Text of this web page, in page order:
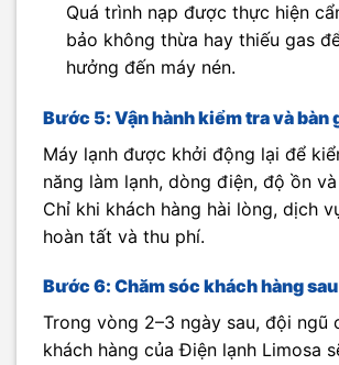
Quá trình nạp được thực hiện
bảo không thừa hay thiếu gas
hưởng đến máy nén.
Bước 5: Vận hành kiểm tra và bàn
Máy lạnh được khởi động lại để
năng làm lạnh, dòng điện, độ ồn
Chỉ khi khách hàng hài lòng, dịch
hoàn tất và thu phí.
Bước 6: Chăm sóc khách hàng
Trong vòng 2–3 ngày sau, đội ngũ
khách hàng của Điện lạnh Limosa